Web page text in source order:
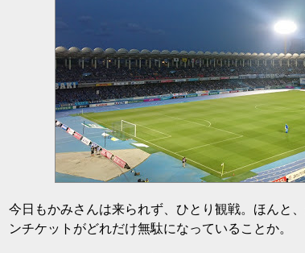
今日もかみさんは来られず、ひとり観戦。ほんと
ンチケットがどれだけ無駄になっていることか。